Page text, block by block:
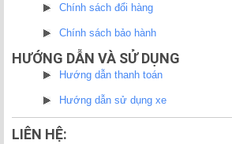
Chính sách đổi hàng
Chính sách bảo hành
HƯỚNG DẪN VÀ SỬ DỤNG
Hướng dẫn thanh toán
Hướng dẫn sử dụng xe
LIÊN HỆ: